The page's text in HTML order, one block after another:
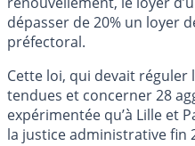
dépasser de 20% un loyer
préfectoral.
Cette loi, qui devait réguler
tendues et concerner 28
expérimentée qu’à Lille et
la justice administrative fin